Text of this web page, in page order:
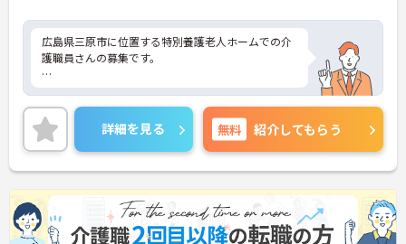
広島県三原市に位置する特別養護老人ホームでの介
護職員さんの募集です。
無資格・未経験の方でもエントリーして頂けます。
残業少なめなのでプライベートの時間もしっかり確
保出来ます。
ご興味のある方には、面接対策ポイントなど、さら
に詳細をお話しいたしますので、お気軽にご相談く
ださい。
詳細を見る 無料 紹介してもらう